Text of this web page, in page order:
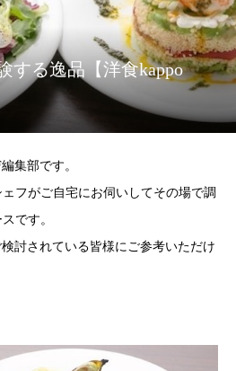
する逸品【洋食kappo
集部です。
フがご自宅にお伺いしてその場で調
です。
討されている皆様にご参考いただけ